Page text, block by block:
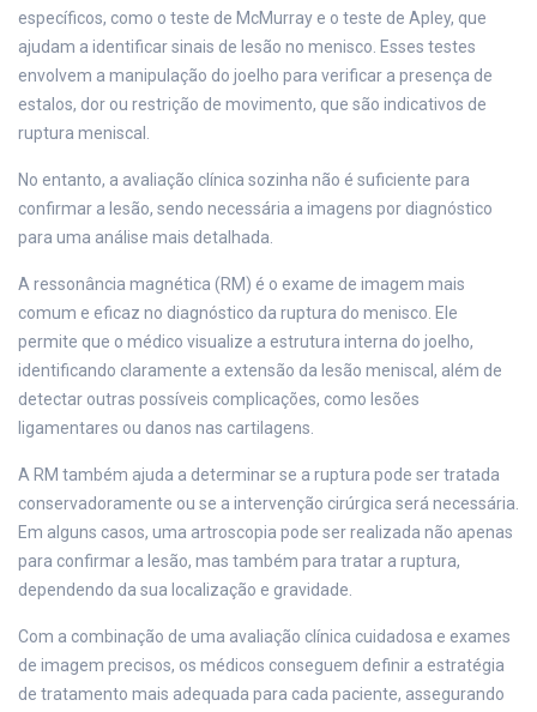
específicos, como o teste de McMurray e o teste de Apley, que
ajudam a identificar sinais de lesão no menisco. Esses testes
envolvem a manipulação do joelho para verificar a presença de
estalos, dor ou restrição de movimento, que são indicativos de
ruptura meniscal.
No entanto, a avaliação clínica sozinha não é suficiente para
confirmar a lesão, sendo necessária a imagens por diagnóstico
para uma análise mais detalhada.
A ressonância magnética (RM) é o exame de imagem mais
comum e eficaz no diagnóstico da ruptura do menisco. Ele
permite que o médico visualize a estrutura interna do joelho,
identificando claramente a extensão da lesão meniscal, além de
detectar outras possíveis complicações, como lesões
ligamentares ou danos nas cartilagens.
A RM também ajuda a determinar se a ruptura pode ser tratada
conservadoramente ou se a intervenção cirúrgica será necessária.
Em alguns casos, uma artroscopia pode ser realizada não apenas
para confirmar a lesão, mas também para tratar a ruptura,
dependendo da sua localização e gravidade.
Com a combinação de uma avaliação clínica cuidadosa e exames
de imagem precisos, os médicos conseguem definir a estratégia
de tratamento mais adequada para cada paciente, assegurando